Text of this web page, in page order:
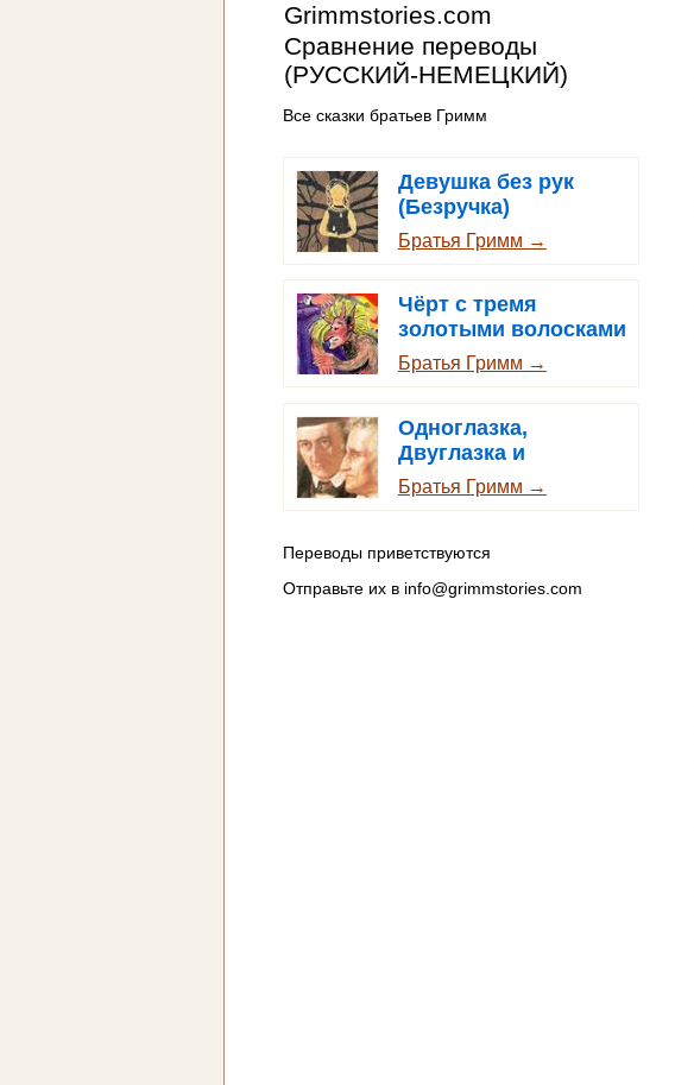
Grimmstories.com
Сравнение переводы
(РУССКИЙ-НЕМЕЦКИЙ)
Все сказки братьев Гримм
Девушка без рук
(Безручка)
Братья Гримм →
Чёрт с тремя
золотыми волосками
Братья Гримм →
Одноглазка,
Двуглазка и
Трехглазка
Братья Гримм →
Переводы приветствуются
Отправьте их в info@grimmstories.com